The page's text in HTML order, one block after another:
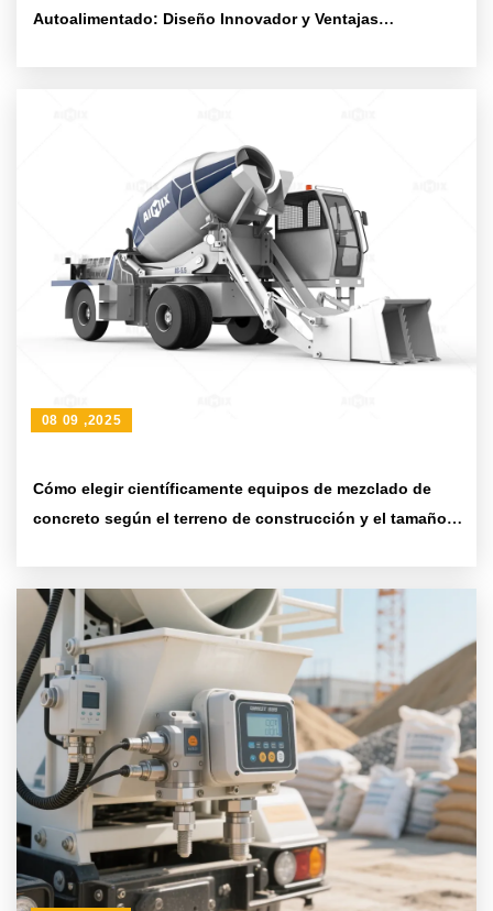
Autoalimentado: Diseño Innovador y Ventajas
Cómo elegir científicamente equipos de mezclado de
concreto según el terreno de construcción y el tamaño
08 09 ,2025